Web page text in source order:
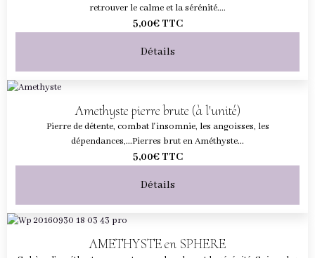
retrouver le calme et la sérénité....
5,00€ TTC
Détails
Amethyste pierre brute (à l'unité)
Pierre de détente, combat l'insomnie, les angoisses, les
dépendances,...Pierres brut en Améthyste...
5,00€ TTC
Détails
AMETHYSTE en SPHERE